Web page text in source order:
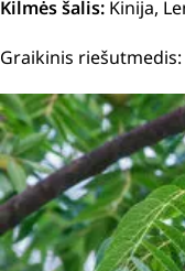
Kilmės šalis: Kinija,
Graikinis riešutmedis: